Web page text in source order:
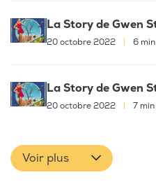
La Story de Gwen
20 octobre 2022 6
La Story de Gwen
20 octobre 2022 7 min
Voir plus